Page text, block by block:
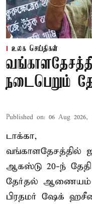
உலக செய்திகள்
நடைபெறும்
Published on: 06 Aug 2026,
டாக்கா,
வங்காளதேசத்தில்
ஆகஸ்டு 20-ந்
தேர்தல் ஆணையம்
பிரதமர் ஷேக்